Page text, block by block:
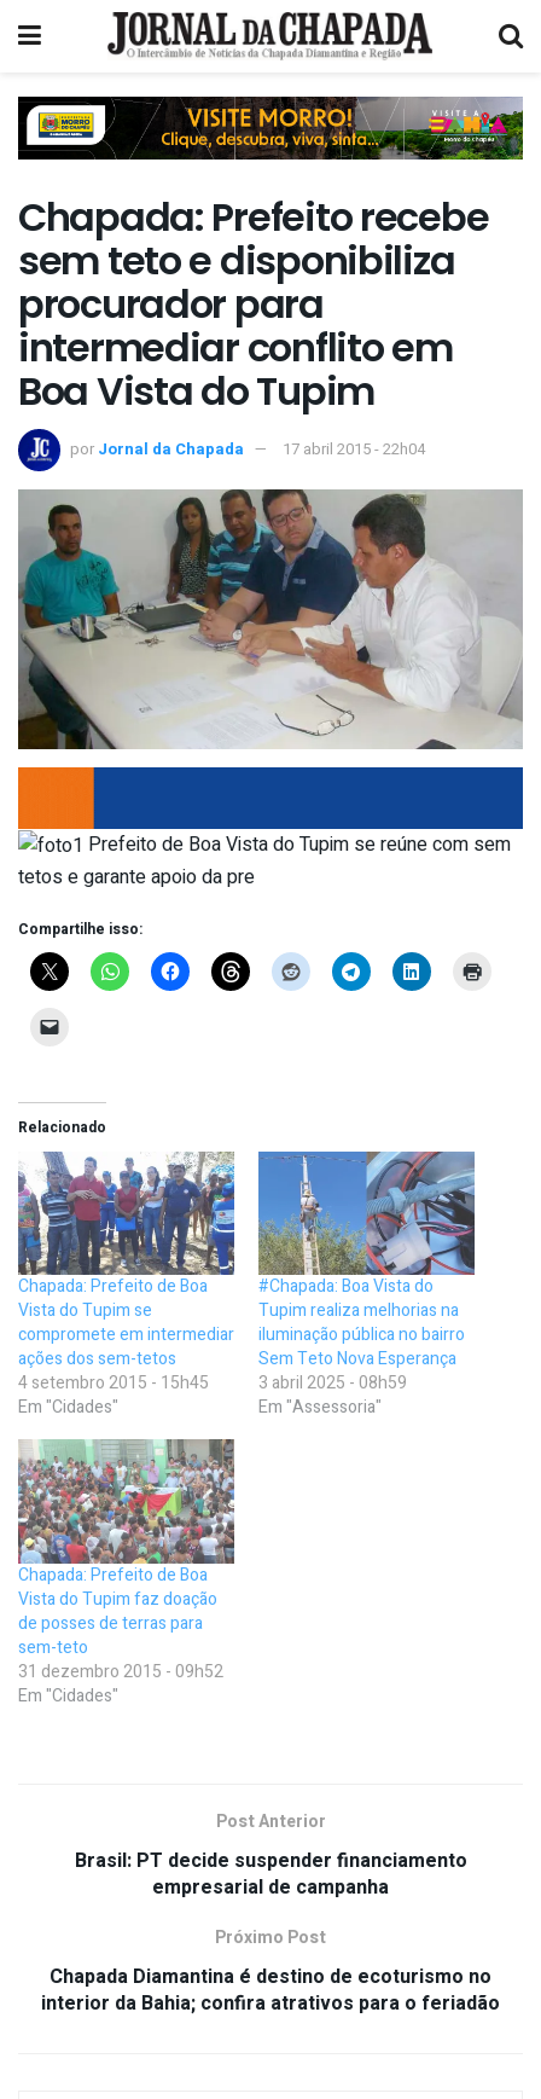
Chapada: Prefeito recebe
sem teto e disponibiliza
procurador para
intermediar conflito em
Boa Vista do Tupim
por Jornal da Chapada 17 abril 2015 - 22h04
Prefeito de Boa Vista do Tupim se reúne com sem
tetos e garante apoio da pre
Compartilhe isso:
Relacionado
Chapada: Prefeito de Boa
Vista do Tupim se
compromete em intermediar
ações dos sem-tetos
4 setembro 2015 - 15h45
Em "Cidades"
#Chapada: Boa Vista do
Tupim realiza melhorias na
iluminação pública no bairro
Sem Teto Nova Esperança
3 abril 2025 - 08h59
Em "Assessoria"
Chapada: Prefeito de Boa
Vista do Tupim faz doação
de posses de terras para
sem-teto
31 dezembro 2015 - 09h52
Em "Cidades"
Post Anterior
Brasil: PT decide suspender financiamento
empresarial de campanha
Próximo Post
Chapada Diamantina é destino de ecoturismo no
interior da Bahia; confira atrativos para o feriadão